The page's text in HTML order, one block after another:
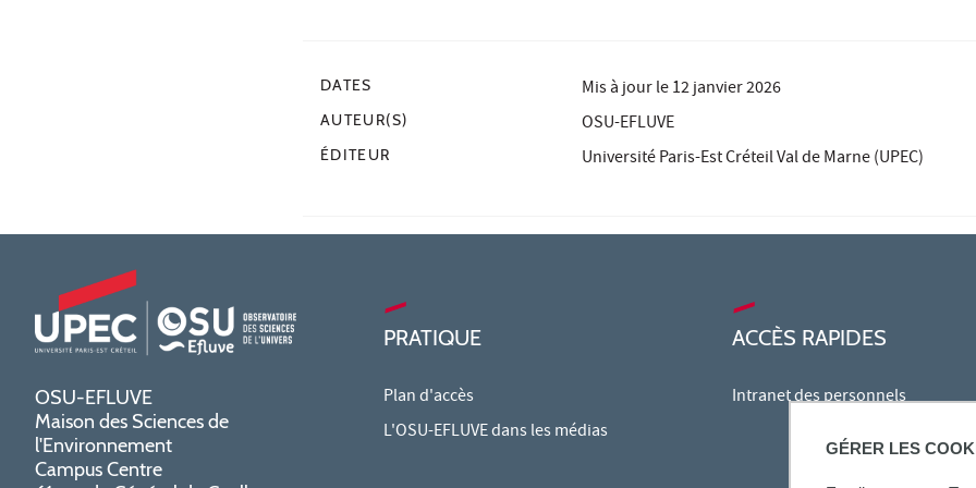
GÉRER LES
DATES Mis à jour le12 janvier 2026
AUTEUR(S) OSU-EFLUVE
ÉDITEUR Université Paris-Est Créteil Val de Marne (UPEC)
OSU-EFLUVE
Maison des Sciences de
l'Environnement
Campus Centre
PRATIQUE
Plan d'accès
L'OSU-EFLUVE dans les médias
ACCÈS RAPIDES
Intranet des personnels